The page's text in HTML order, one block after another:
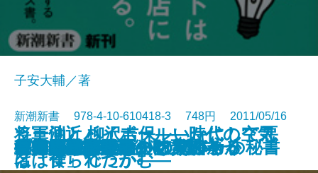
公安は誰をマークしているか
新・堕落論―我欲と天罰―
「おひとりさま」の家づくり
ディズニーランドの秘密
都市住民のための防災読本
生物学的文明論
オバマも救えないアメリカ
まいにち富士山
復興の精神
ラー油とハイボール―時代の空気
は「食」でつかむ―
子安大輔／著
新潮新書 978-4-10-610418-3 748円 2011/05/16
新書電子書籍あり
将軍側近 柳沢吉保―いかにして悪
名は作られたか―
喜婚男と避婚男
マイ仏教
日本人の叡智
世界の宗教がざっくりわかる
がんの練習帳
政権交代の悪夢
日本語教室
サービスの達人たち 日本一の秘書
プロ野球解説者の嘘